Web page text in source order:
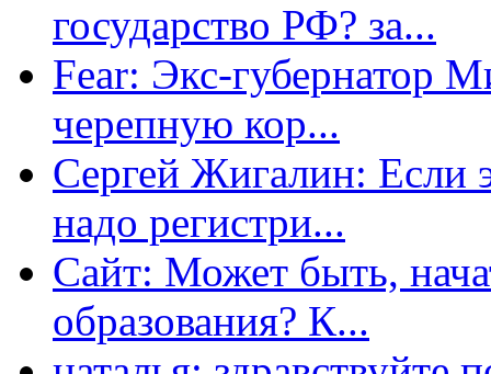
государство РФ? за...
Fear: Экс-губернатор
черепную кор...
Сергей Жигалин: Если
надо регистри...
Сайт: Может быть,
образования? К...